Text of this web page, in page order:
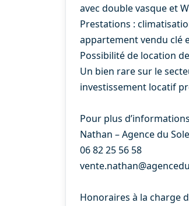
avec double vasque et
Prestations :
appartement vendu clé
Possibilité de location
Un bien rare sur le
investissement locatif
Pour plus
Nathan – Agence du
06 82 25 56 58
Honoraires à la charge